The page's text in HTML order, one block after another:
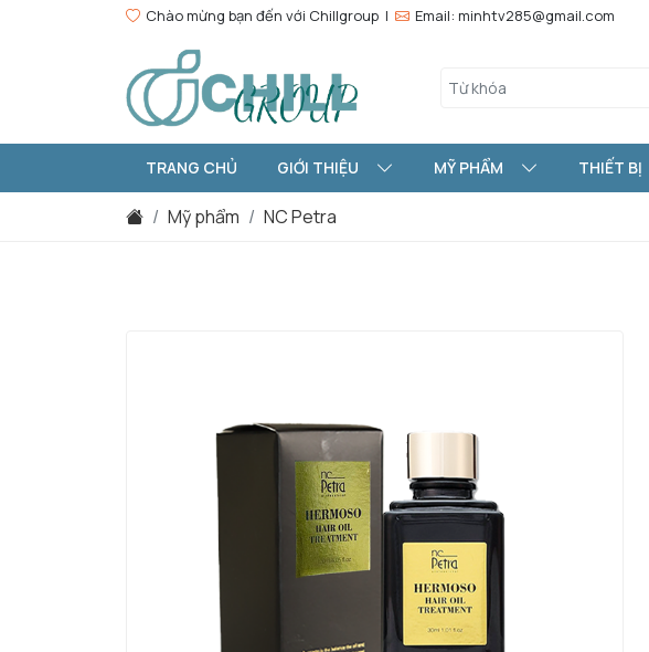
Chào mừng bạn đến với Chillgroup | Email: minhtv285@gmail.com
TRANG CHỦ GIỚI THIỆU MỸ PHẨM THIẾT BỊ
Mỹ phẩm NC Petra